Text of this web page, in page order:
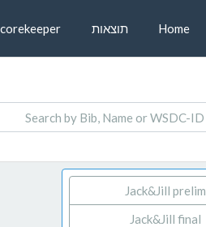
Home תוצאות Scorekeeper
Jack&Jill prelim
Jack&Jill final